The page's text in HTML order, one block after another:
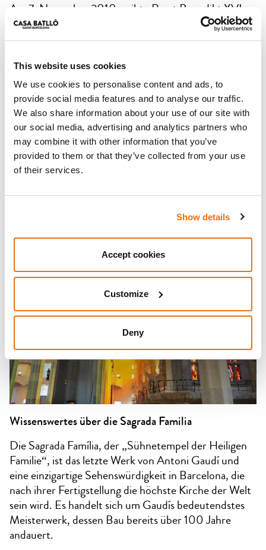
This website uses cookies
We use cookies to personalise content and ads, to
provide social media features and to analyse our traffic.
We also share information about your use of our site with
our social media, advertising and analytics partners who
may combine it with other information that you’ve
provided to them or that they’ve collected from your use
of their services.
Show details
Accept cookies
Customize
Deny
Am 7. November 2010 weihte Papst Benedikt XVI.
die Kirche im Rahmen einer feierlichen Messe und
erhob sie gleichzeitig zu einer Basilica Minor.
Wie oben erwähnt, sollen die Bauarbeiten im Jahr
2026 zum 100. Todestag von Antoni Gaudí endgültig
abgeschlossen sein. Dieser Moment wird von der
katalanischen Bevölkerung und allen Gläubigen mit
Spannung und Vorfreude erwartet. Eine noch
größere Bedeutung wird die Vollendung der Sagrada
Família haben, falls das im Jahr 2000 von der
Initiative Associació pro beatificació d’Antoni Gaudí
Gaudí von der römisch-katholischen Kirche selig
Wissenswertes über die Sagrada Familia
Die Sagrada Família, der „Sühnetempel der Heiligen
Familie“, ist das letzte Werk von Antoni Gaudí und
eine einzigartige Sehenswürdigkeit in Barcelona, die
nach ihrer Fertigstellung die höchste Kirche der Welt
sein wird. Es handelt sich um Gaudís bedeutendstes
Meisterwerk, dessen Bau bereits über 100 Jahre
andauert.